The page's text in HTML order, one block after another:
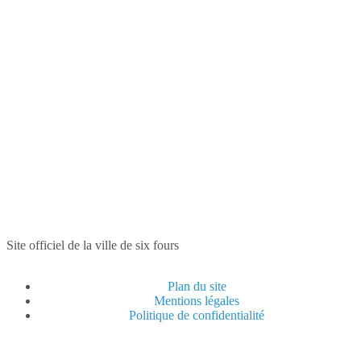
Site officiel de la ville de six fours
Plan du site
Mentions légales
Politique de confidentialité